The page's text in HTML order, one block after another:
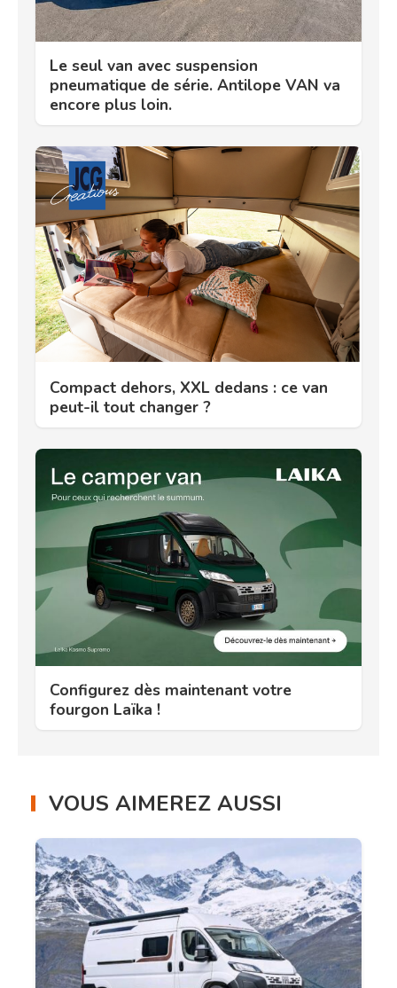
Le seul van avec suspension
pneumatique de série. Antilope VAN va
encore plus loin.
Compact dehors, XXL dedans : ce van
peut-il tout changer ?
Configurez dès maintenant votre
fourgon Laïka !
VOUS AIMEREZ AUSSI